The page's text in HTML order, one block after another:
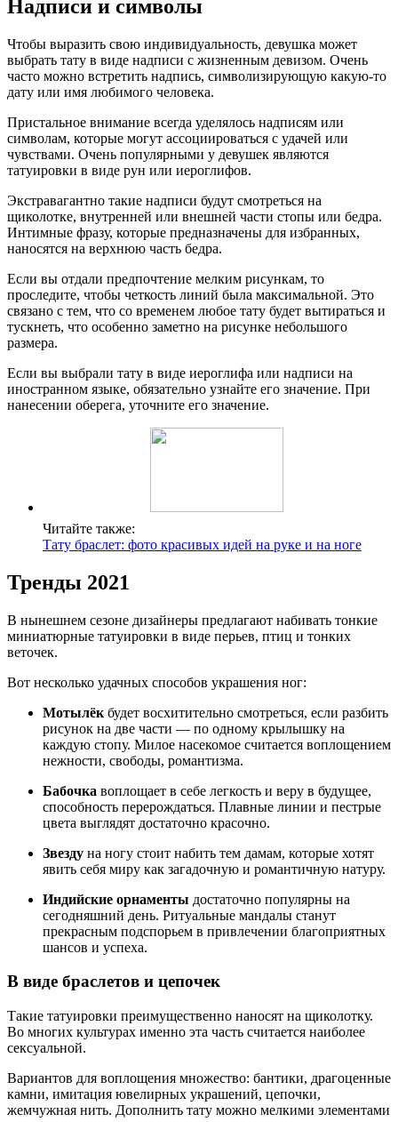
Надписи и символы
Чтобы выразить свою индивидуальность, девушка может
выбрать тату в виде надписи с жизненным девизом. Очень
часто можно встретить надпись, символизирующую какую-то
дату или имя любимого человека.
Пристальное внимание всегда уделялось надписям или
символам, которые могут ассоциироваться с удачей или
чувствами. Очень популярными у девушек являются
татуировки в виде рун или иероглифов.
Экстравагантно такие надписи будут смотреться на
щиколотке, внутренней или внешней части стопы или бедра.
Интимные фразу, которые предназначены для избранных,
наносятся на верхнюю часть бедра.
Если вы отдали предпочтение мелким рисункам, то
проследите, чтобы четкость линий была максимальной. Это
связано с тем, что со временем любое тату будет вытираться и
тускнеть, что особенно заметно на рисунке небольшого
размера.
Если вы выбрали тату в виде иероглифа или надписи на
иностранном языке, обязательно узнайте его значение. При
нанесении оберега, уточните его значение.
Читайте также:
Тату браслет: фото красивых идей на руке и на ноге
Тренды 2021
В нынешнем сезоне дизайнеры предлагают набивать тонкие
миниатюрные татуировки в виде перьев, птиц и тонких
веточек.
Вот несколько удачных способов украшения ног:
Мотылёк будет восхитительно смотреться, если разбить
рисунок на две части — по одному крылышку на
каждую стопу. Милое насекомое считается воплощением
нежности, свободы, романтизма.
Бабочка воплощает в себе легкость и веру в будущее,
способность перерождаться. Плавные линии и пестрые
цвета выглядят достаточно красочно.
Звезду на ногу стоит набить тем дамам, которые хотят
явить себя миру как загадочную и романтичную натуру.
Индийские орнаменты достаточно популярны на
сегодняшний день. Ритуальные мандалы станут
прекрасным подспорьем в привлечении благоприятных
шансов и успеха.
В виде браслетов и цепочек
Такие татуировки преимущественно наносят на щиколотку.
Во многих культурах именно эта часть считается наиболее
сексуальной.
Вариантов для воплощения множество: бантики, драгоценные
камни, имитация ювелирных украшений, цепочки,
жемчужная нить. Дополнить тату можно мелкими элементами